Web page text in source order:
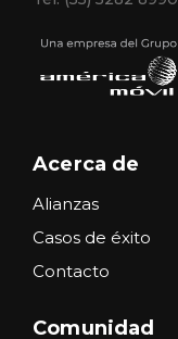
Acerca de
Alianzas
Casos de éxito
Contacto
Comunidad